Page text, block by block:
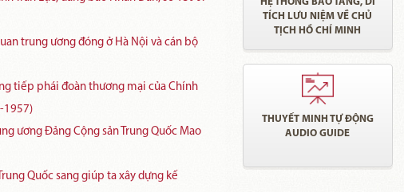
trung ương đóng ở Hà Nội và cán bộ
tiếp phái đoàn thương mại của Chính
1957)
ương Đảng Cộng sản Trung Quốc Mao
Quốc sang giúp ta xây dựng kế
HỆ THỐNG BẢO TÀNG, DI
TÍCH LƯU NIỆM VỀ CHỦ
TỊCH HỒ CHÍ MINH
THUYẾT MINH TỰ ĐỘNG
AUDIO GUIDE